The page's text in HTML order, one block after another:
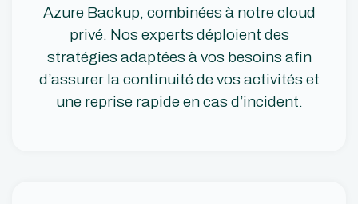
Azure Backup, combinées à notre cloud
privé. Nos experts déploient des
stratégies adaptées à vos besoins afin
d’assurer la continuité de vos activités et
une reprise rapide en cas d’incident.